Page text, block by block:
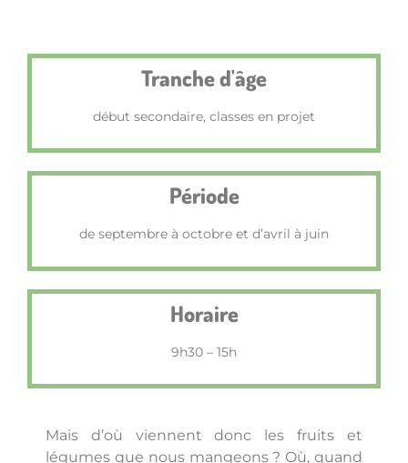
Tranche d'âge
début secondaire, classes en projet
Période
de septembre à octobre et d’avril à juin
Horaire
9h30 – 15h
Mais d’où viennent donc les fruits et
légumes que nous mangeons ? Où, quand